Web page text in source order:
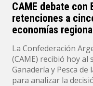
CAME debate con
retenciones a
economías
La Confederación
(CAME) recibió hoy
Ganadería y Pesca de
para analizar la